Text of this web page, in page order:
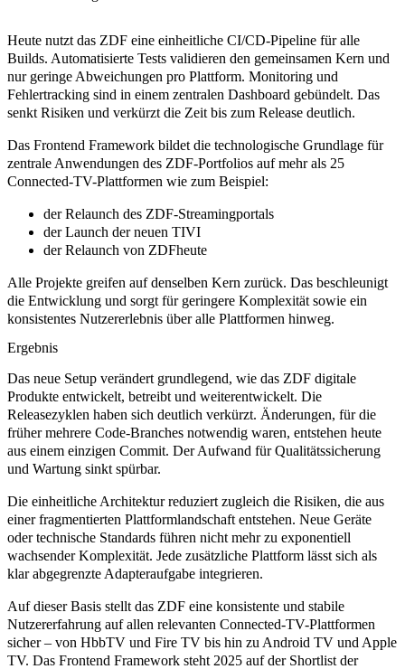
Heute nutzt das ZDF eine einheitliche CI/CD-Pipeline für alle
Builds. Automatisierte Tests validieren den gemeinsamen Kern und
nur geringe Abweichungen pro Plattform. Monitoring und
Fehlertracking sind in einem zentralen Dashboard gebündelt. Das
senkt Risiken und verkürzt die Zeit bis zum Release deutlich.
Das Frontend Framework bildet die technologische Grundlage für
zentrale Anwendungen des ZDF-Portfolios auf mehr als 25
Connected-TV-Plattformen wie zum Beispiel:
der Relaunch des ZDF-Streamingportals
der Launch der neuen TIVI
der Relaunch von ZDFheute
Alle Projekte greifen auf denselben Kern zurück. Das beschleunigt
die Entwicklung und sorgt für geringere Komplexität sowie ein
konsistentes Nutzererlebnis über alle Plattformen hinweg.
Ergebnis
Das neue Setup verändert grundlegend, wie das ZDF digitale
Produkte entwickelt, betreibt und weiterentwickelt. Die
Releasezyklen haben sich deutlich verkürzt. Änderungen, für die
früher mehrere Code-Branches notwendig waren, entstehen heute
aus einem einzigen Commit. Der Aufwand für Qualitätssicherung
und Wartung sinkt spürbar.
Die einheitliche Architektur reduziert zugleich die Risiken, die aus
einer fragmentierten Plattformlandschaft entstehen. Neue Geräte
oder technische Standards führen nicht mehr zu exponentiell
wachsender Komplexität. Jede zusätzliche Plattform lässt sich als
klar abgegrenzte Adapteraufgabe integrieren.
Auf dieser Basis stellt das ZDF eine konsistente und stabile
Nutzererfahrung auf allen relevanten Connected-TV-Plattformen
sicher – von HbbTV und Fire TV bis hin zu Android TV und Apple
TV. Das Frontend Framework steht 2025 auf der Shortlist der